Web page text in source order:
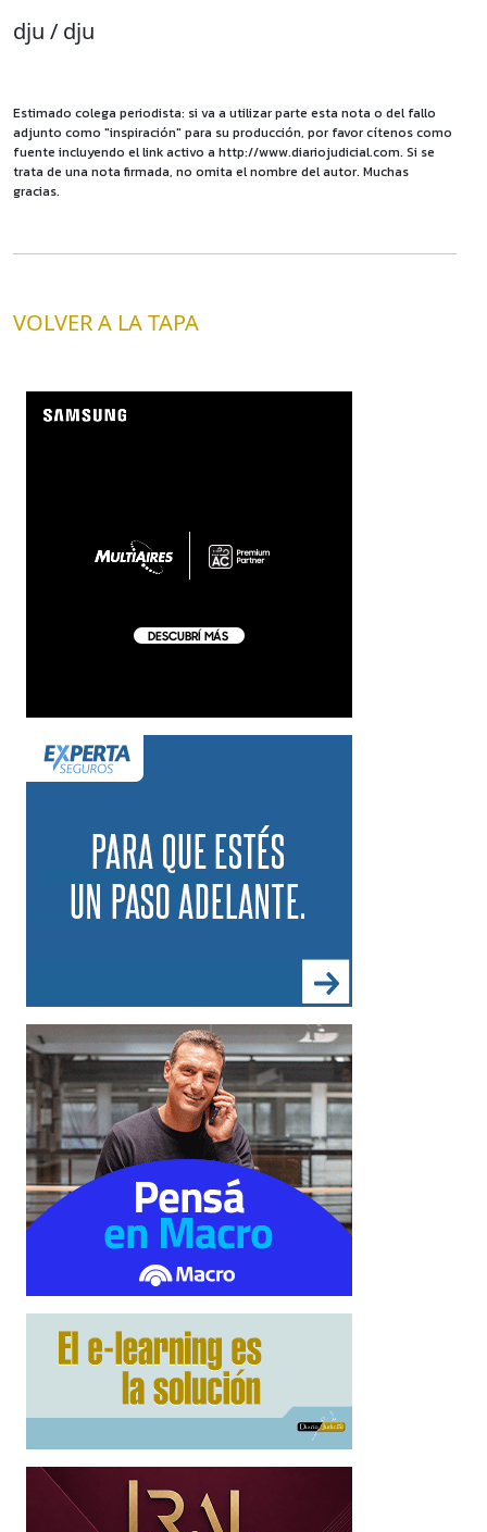
dju / dju
Estimado colega periodista: si va a utilizar parte esta nota o del fallo
adjunto como "inspiración" para su producción, por favor cítenos como
fuente incluyendo el link activo a http://www.diariojudicial.com. Si se
trata de una nota firmada, no omita el nombre del autor. Muchas
gracias.
VOLVER A LA TAPA